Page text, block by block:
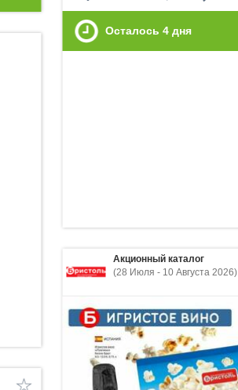
Осталось 4 дня
Акционный каталог
(28 Июля - 10 Августа 2026)